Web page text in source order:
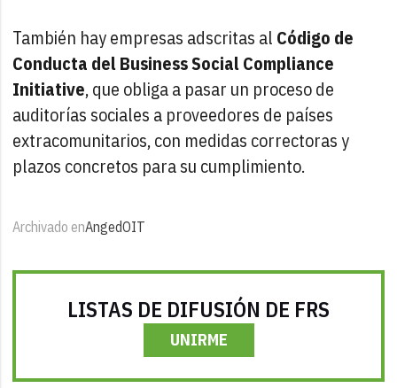
También hay empresas adscritas al Código de
Conducta del Business Social Compliance
Initiative, que obliga a pasar un proceso de
auditorías sociales a proveedores de países
extracomunitarios, con medidas correctoras y
plazos concretos para su cumplimiento.
Archivado enAngedOIT
LISTAS DE DIFUSIÓN DE FRS
UNIRME